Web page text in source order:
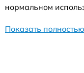
нормальном
Показать полностью